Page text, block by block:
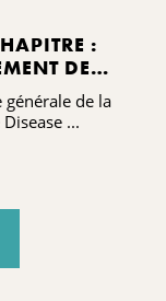
:
DES
LA
DE LA
générale de la
...